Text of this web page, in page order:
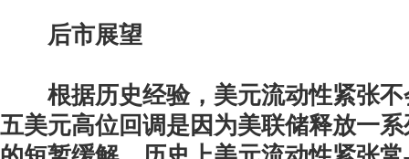
后市展望
根据历史经验，美元流动性紧张不
五美元高位回调是因为美联储释放一